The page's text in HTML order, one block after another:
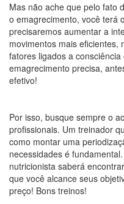
Mas não ache que pelo fato
o emagrecimento, você terá
precisaremos aumentar a
movimentos mais eficientes,
fatores ligados a
emagrecimento precisa,
efetivo!
Por isso, busque sempre o
profissionais. Um treinador
como montar uma
necessidades é
nutricionista saberá
que você alcance seus
preço! Bons treinos!